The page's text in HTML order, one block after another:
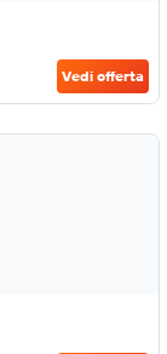
Vedi offerta